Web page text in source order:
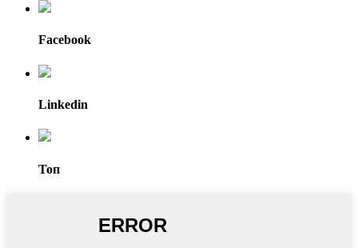
Facebook
Linkedin
Топ